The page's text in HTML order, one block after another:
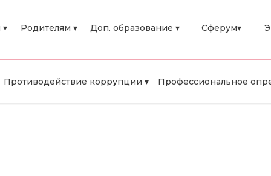
▾ Родителям ▾ Доп. образование ▾ Сферум▾
Противодействие коррупции ▾ Профессиональное